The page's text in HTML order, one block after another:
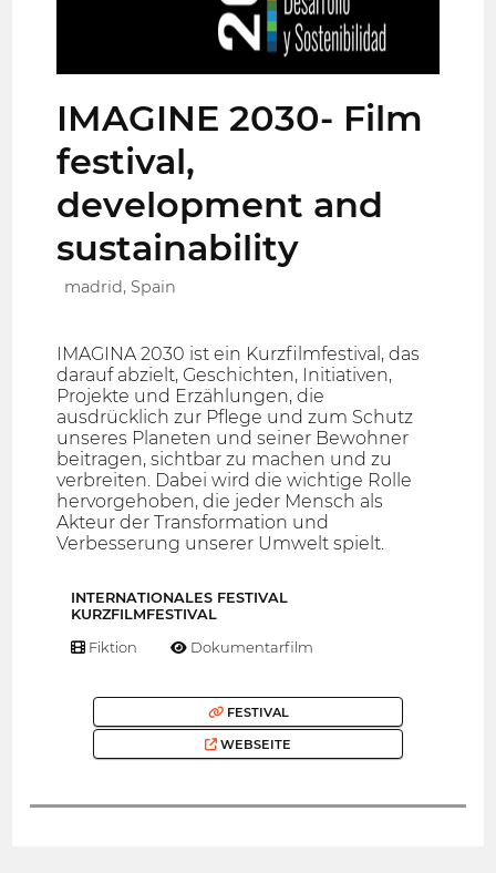
IMAGINE 2030- Film
festival,
development and
sustainability
madrid, Spain
IMAGINA 2030 ist ein Kurzfilmfestival, das
darauf abzielt, Geschichten, Initiativen,
Projekte und Erzählungen, die
ausdrücklich zur Pflege und zum Schutz
unseres Planeten und seiner Bewohner
beitragen, sichtbar zu machen und zu
verbreiten. Dabei wird die wichtige Rolle
hervorgehoben, die jeder Mensch als
Akteur der Transformation und
Verbesserung unserer Umwelt spielt.
INTERNATIONALES FESTIVAL
KURZFILMFESTIVAL
Fiktion Dokumentarfilm
FESTIVAL
WEBSEITE